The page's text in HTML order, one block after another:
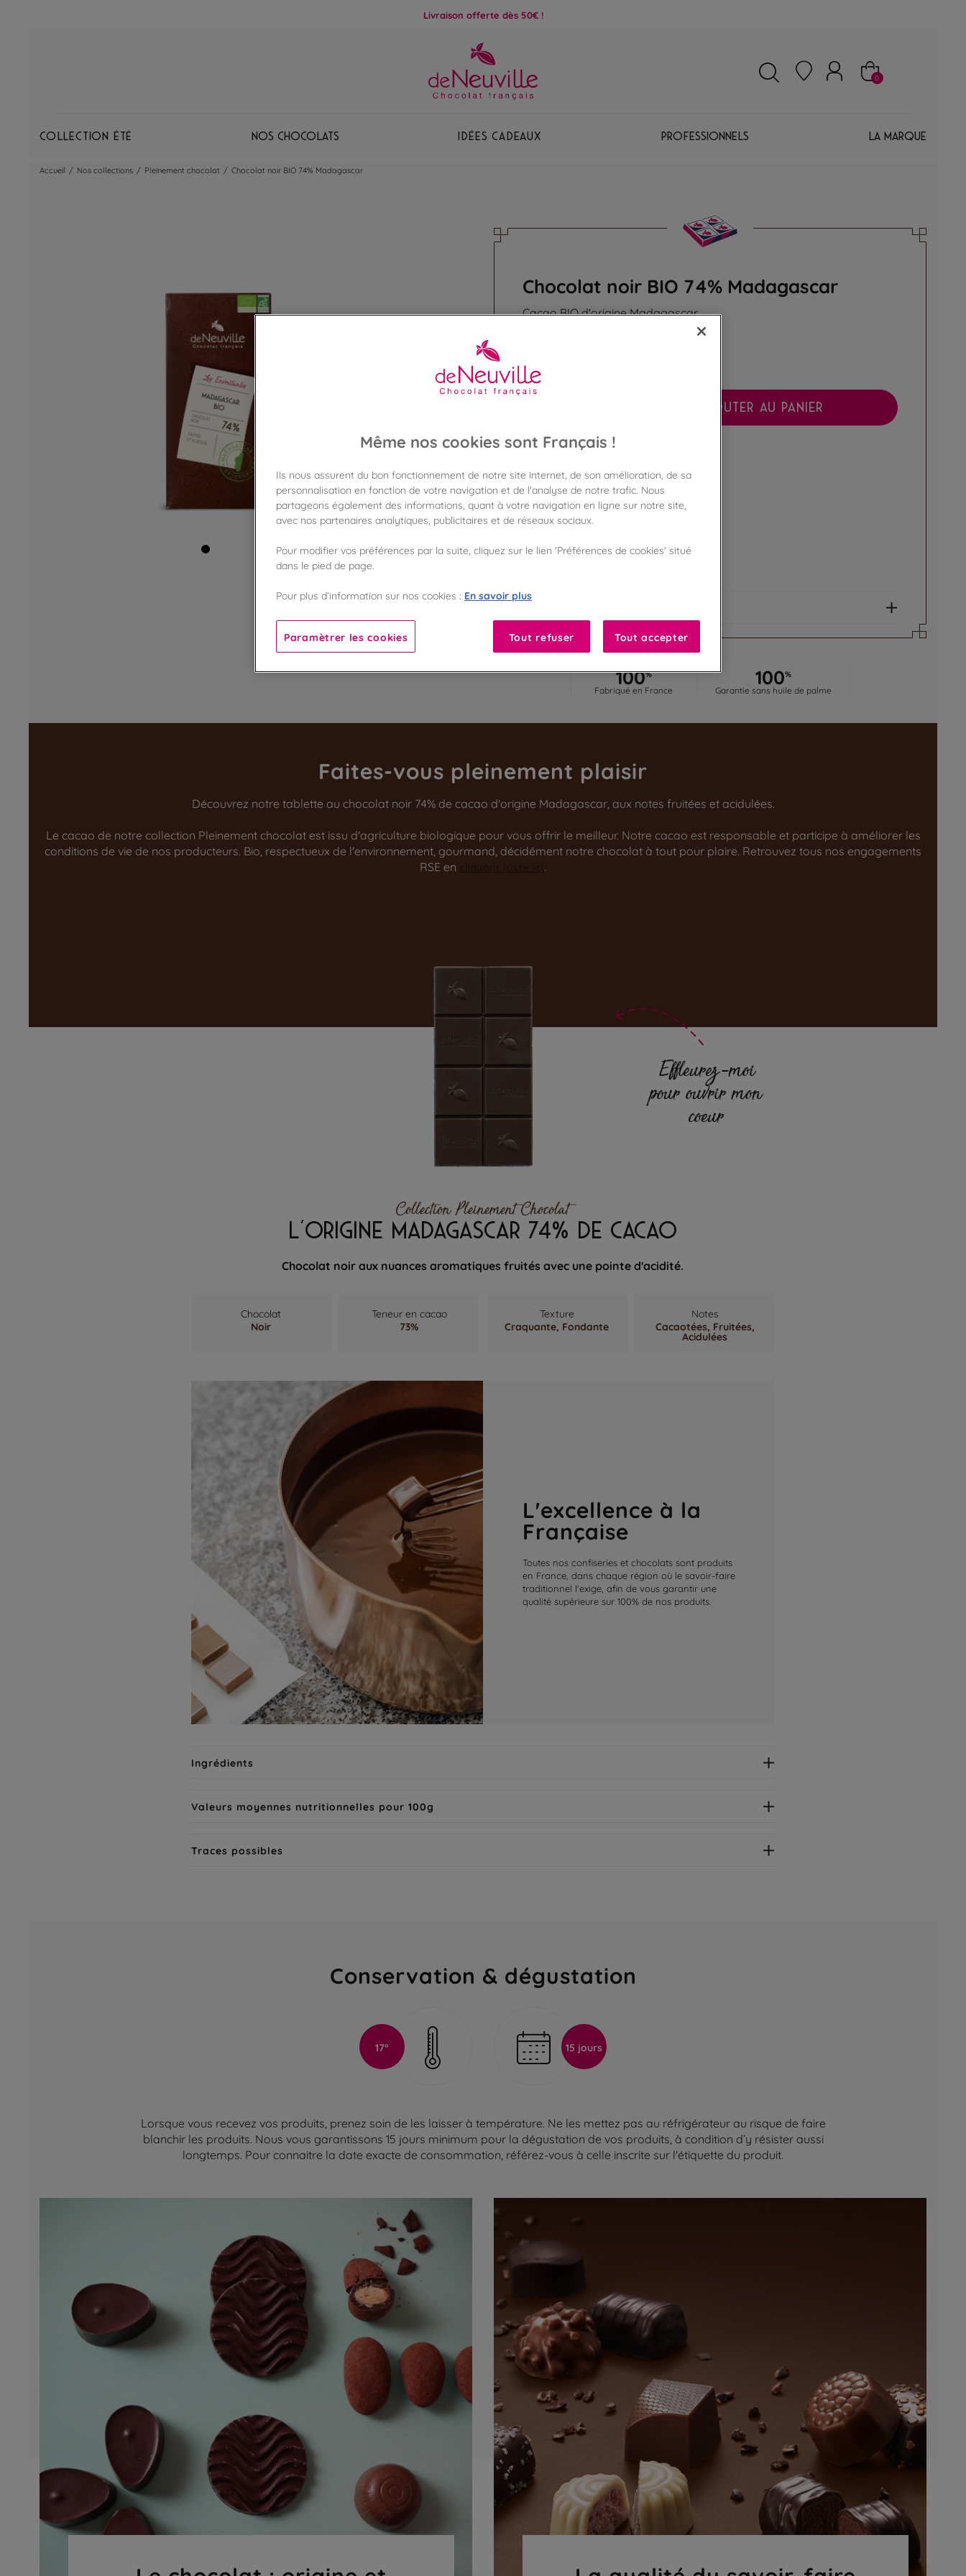
Livraison offerte dès 50€ !
0
Collection Été Nos chocolats Idées Cadeaux Professionnels La marque
Accueil / Nos collections / Pleinement chocolat / Chocolat noir BIO 74% Madagascar
Chocolat noir BIO 74% Madagascar
Cacao BIO d'origine Madagascar
Poids 85g
AJOUTER AU PANIER
Disponible en boutique !
Frais de port offert
dès 50€ d'achat
Gagnez 5 points de fidélité !
100%
Fabriqué en France 100%
Garantie sans huile de palme
Faites-vous pleinement plaisir
Découvrez notre tablette au chocolat noir 74% de cacao d'origine Madagascar, aux notes fruitées et acidulées.
Le cacao de notre collection Pleinement chocolat est issu d'agriculture biologique pour vous offrir le meilleur. Notre cacao est responsable et participe à améliorer les
conditions de vie de nos producteurs. Bio, respectueux de l'environnement, gourmand, décidément notre chocolat à tout pour plaire. Retrouvez tous nos engagements
RSE en
cliquant juste ici
Effleurez-moi
pour ouvrir mon
coeur
Collection Pleinement Chocolat
L'ORIGINE MADAGASCAR 74% DE CACAO
Chocolat noir aux nuances aromatiques fruités avec une pointe d'acidité.
Chocolat
Noir
Teneur en cacao
73%
Texture
Craquante, Fondante
Notes
Cacaotées, Fruitées,
Acidulées
L'excellence à la
Française
Toutes nos confiseries et chocolats sont produits
en France, dans chaque région où le savoir-faire
traditionnel l'exige, afin de vous garantir une
qualité supérieure sur 100% de nos produits.
Ingrédients
Valeurs moyennes nutritionnelles pour 100g
Traces possibles
Conservation & dégustation
17° 15 jours
Lorsque vous recevez vos produits, prenez soin de les laisser à température. Ne les mettez pas au réfrigérateur au risque de faire
blanchir les produits. Nous vous garantissons 15 jours minimum pour la dégustation de vos produits, à condition d’y résister aussi
longtemps. Pour connaitre la date exacte de consommation, référez-vous à celle inscrite sur l'étiquette du produit.
Même nos cookies sont Français !
Ils nous assurent du bon fonctionnement de notre site internet, de son amélioration, de sa
personnalisation en fonction de votre navigation et de l'analyse de notre trafic. Nous
partageons également des informations, quant à votre navigation en ligne sur notre site,
avec nos partenaires analytiques, publicitaires et de réseaux sociaux.
Pour modifier vos préférences par la suite, cliquez sur le lien 'Préférences de cookies' situé
dans le pied de page.
Pour plus d’information sur nos cookies : En savoir plus
Paramètrer les cookies Tout refuser Tout accepter